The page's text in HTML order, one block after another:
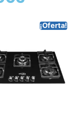
¡Oferta!